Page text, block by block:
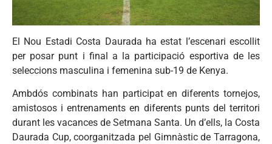
El Nou Estadi Costa Daurada ha estat l’escenari escollit
per posar punt i final a la participació esportiva de les
seleccions masculina i femenina sub-19 de Kenya.
Ambdós combinats han participat en diferents tornejos,
amistosos i entrenaments en diferents punts del territori
durant les vacances de Setmana Santa. Un d’ells, la Costa
Daurada Cup, coorganitzada pel Gimnàstic de Tarragona,